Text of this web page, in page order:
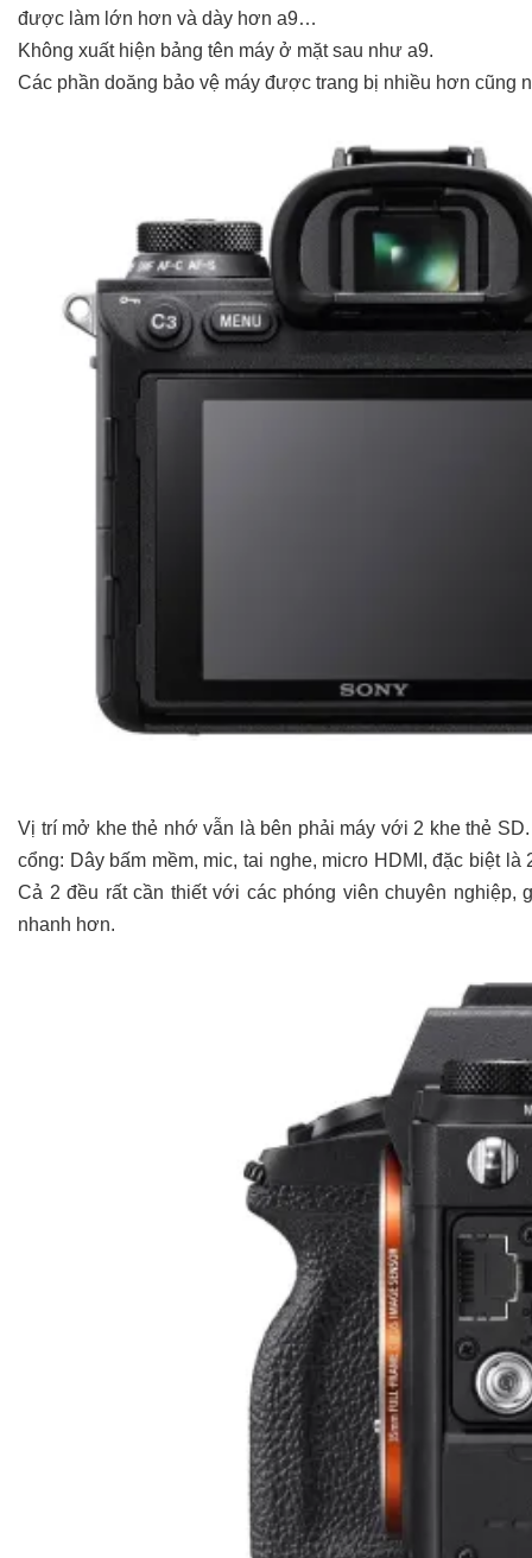
được làm lớn hơn và dày hơn a9…
Không xuất hiện bảng tên máy ở mặt sau như a9.
Các phần doăng bảo vệ máy được trang bị nhiều hơn cũng
Vị trí mở khe thẻ nhớ vẫn là bên phải máy với 2 khe thẻ
cổng: Dây bấm mềm, mic, tai nghe, micro HDMI, đặc biệt
Cả 2 đều rất cần thiết với các phóng viên chuyên
nhanh hơn.